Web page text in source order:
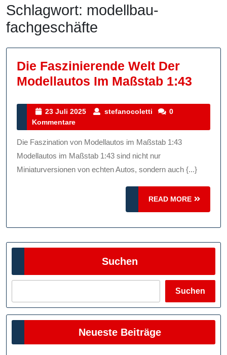
Schlagwort: modellbau-
fachgeschäfte
Die Faszinierende Welt Der
Modellautos Im Maßstab 1:43
Der
1:43
23 Juli 2025
23
2025
stefanocoletti stefanocoletti
0
Kommentare
Die Faszination von Modellautos im Maßstab 1:43
Modellautos im Maßstab 1:43 sind nicht nur
Miniaturversionen von echten Autos, sondern auch {...}
READ MORE
READ
MORE
Suchen
Suchen
Neueste Beiträge